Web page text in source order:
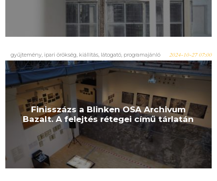
gyűjtemény, ipari örökség, kiállítás, látogató, programajánló 2024-10-27 07:00
Finisszázs a Blinken OSA Archivum
Bazalt. A felejtés rétegei című tárlatán